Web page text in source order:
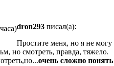
dron293 писал(а):
Простите меня, но я не
но смотреть, правда, тяжело.
очень сложно понять